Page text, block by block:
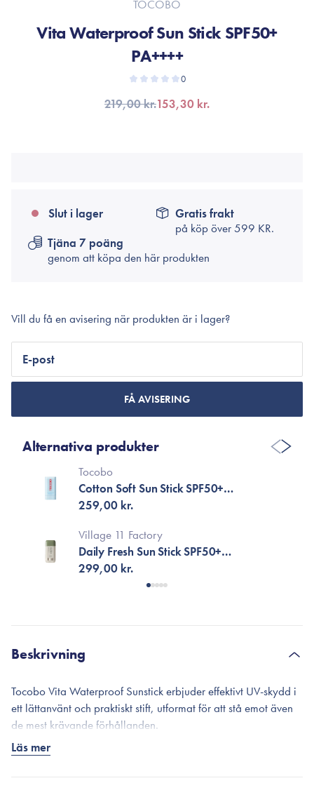
TOCOBO
Vita Waterproof Sun Stick SPF50+
PA++++
0
219,00 kr.153,30 kr.
Slut i lager
Gratis frakt
på köp över599 KR.
Tjäna 7 poäng
genom att köpa den här produkten
Vill du få en avisering när produkten är i lager?
E-post
FÅ AVISERING
Alternativa produkter
Tocobo
Cotton Soft Sun Stick SPF50+
PA++++
259,00 kr.
Village 11 Factory
Daily Fresh Sun Stick SPF50+
PA++++
299,00 kr.
Beskrivning
Tocobo Vita Waterproof Sunstick erbjuder effektivt UV-skydd i
ett lättanvänt och praktiskt stift, utformat för att stå emot även
de mest krävande förhållanden.
Den viktlösa formulan känns fräsch på huden – aldrig tung
Läs mer